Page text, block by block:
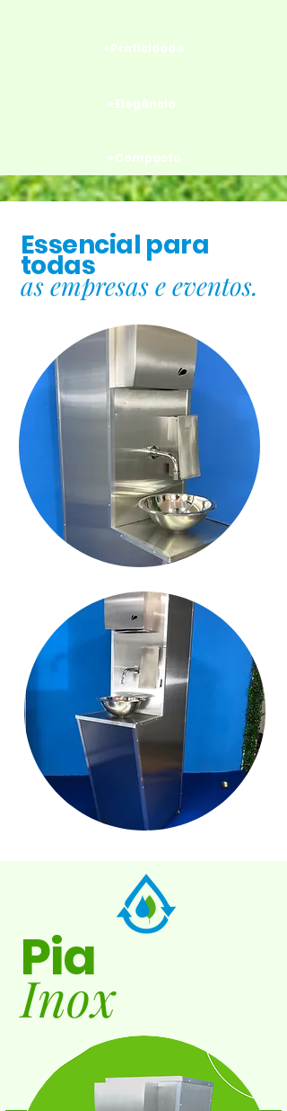
+Praticidade
+Elegância
+Compacto
Essencial para
todas
as empresas e eventos.
Pia
Inox